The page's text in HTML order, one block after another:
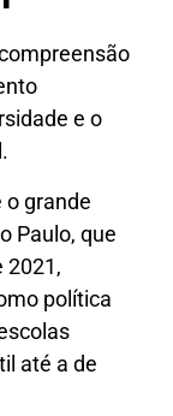
e o
o grande
Paulo, que
2021,
política
até a de